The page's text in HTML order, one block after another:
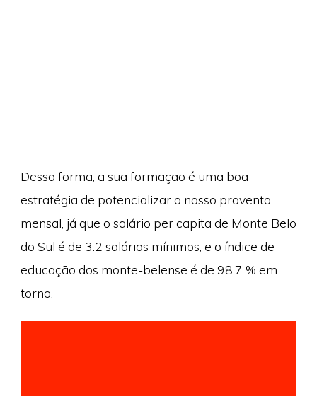
Dessa forma, a sua formação é uma boa
estratégia de potencializar o nosso provento
mensal, já que o salário per capita de Monte Belo
do Sul é de 3.2 salários mínimos, e o índice de
educação dos monte-belense é de 98.7 % em
torno.